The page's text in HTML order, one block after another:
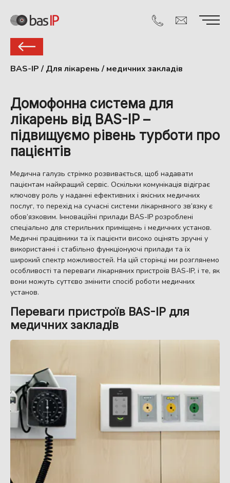
BAS-IP / Для лікарень / медичних закладів
Домофонна система для
лікарень від BAS-IP –
підвищуємо рівень турботи про
пацієнтів
Медична галузь стрімко розвивається, щоб надавати
пацієнтам найкращий сервіс. Оскільки комунікація відіграє
ключову роль у наданні ефективних і якісних медичних
послуг, то перехід на сучасні системи лікарняного зв’язку є
обов’язковим. Інноваційні прилади BAS-IP розроблені
спеціально для стерильних приміщень і медичних установ.
Медичні працівники та їх пацієнти високо оцінять зручні у
використанні і стабільно функціонуючі прилади та їх
широкий спектр можливостей. На цій сторінці ми розглянемо
особливості та переваги лікарняних пристроїв BAS-IP, і те, як
вони можуть суттєво змінити спосіб роботи медичних
установ.
Переваги пристроїв BAS-IP для
медичних закладів